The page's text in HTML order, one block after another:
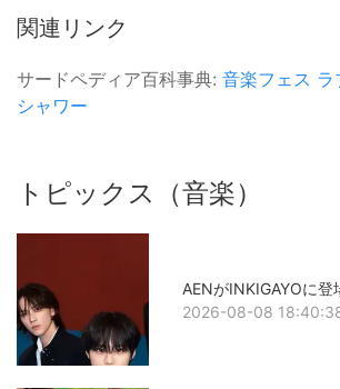
関連リンク
サードペディア百科事典: 音楽フェス ラ
シャワー
トピックス（音楽）
AENがINKIGAYOに登
2026-08-08